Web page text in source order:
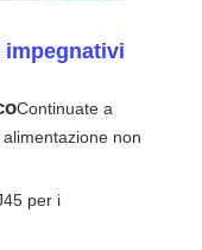
impegnativi
Continuate a
non
per i